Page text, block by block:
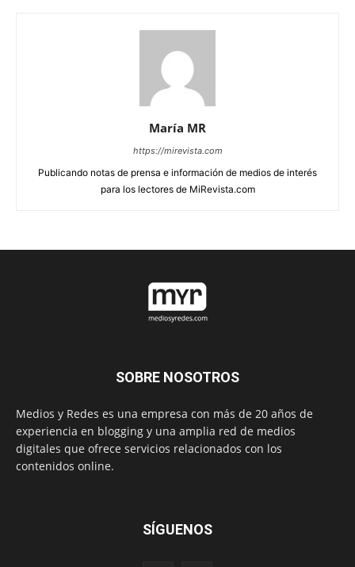
María MR
https://mirevista.com
Publicando notas de prensa e información de medios de interés
para los lectores de MiRevista.com
SOBRE NOSOTROS
Medios y Redes es una empresa con más de 20 años de
experiencia en blogging y una amplia red de medios
digitales que ofrece servicios relacionados con los
contenidos online.
SÍGUENOS